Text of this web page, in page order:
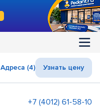
Адреса (4) Узнать цену
+7 (4012) 61-58-10